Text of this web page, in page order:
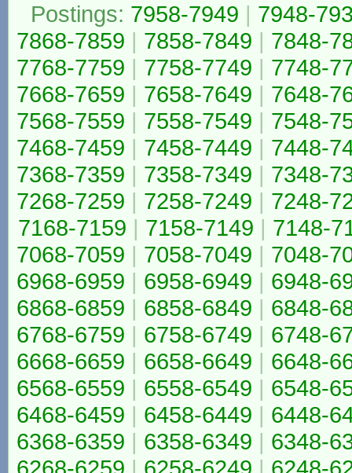
Postings: 7958-7949 | 7948-
7868-7859 | 7858-7849 | 7848-
7768-7759 | 7758-7749 | 7748-
7668-7659 | 7658-7649 | 7648-
7568-7559 | 7558-7549 | 7548-
7468-7459 | 7458-7449 | 7448-
7368-7359 | 7358-7349 | 7348-
7268-7259 | 7258-7249 | 7248-
7168-7159 | 7158-7149 | 7148-
7068-7059 | 7058-7049 | 7048-
6968-6959 | 6958-6949 | 6948-
6868-6859 | 6858-6849 | 6848-
6768-6759 | 6758-6749 | 6748-
6668-6659 | 6658-6649 | 6648-
6568-6559 | 6558-6549 | 6548-
6468-6459 | 6458-6449 | 6448-
6368-6359 | 6358-6349 | 6348-